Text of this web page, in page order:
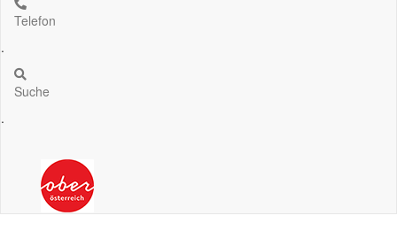
Telefon
.
Suche
.